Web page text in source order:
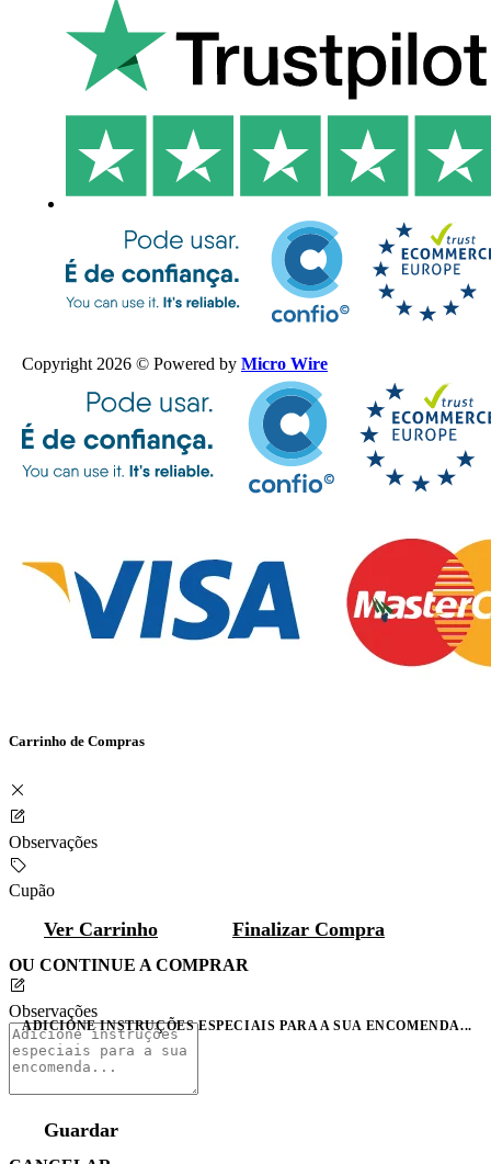
Copyright 2026 © Powered by Micro Wire
Carrinho de Compras
Observações
Cupão
Ver Carrinho Finalizar Compra
OU CONTINUE A COMPRAR
Observações
ADICIONE INSTRUÇÕES ESPECIAIS PARA A SUA ENCOMENDA...
Guardar